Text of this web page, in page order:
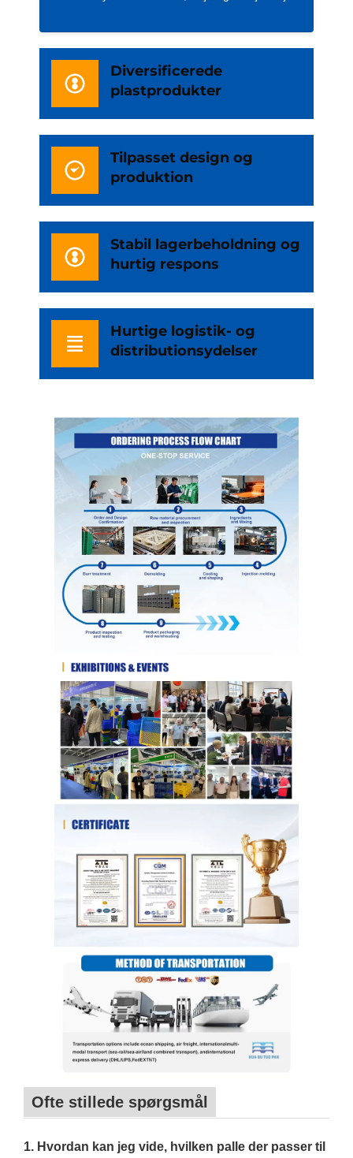
Diversificerede
plastprodukter
Tilpasset design og
produktion
Stabil lagerbeholdning og
hurtig respons
Hurtige logistik- og
distributionsydelser
Ofte stillede spørgsmål
1. Hvordan kan jeg vide, hvilken palle der passer til